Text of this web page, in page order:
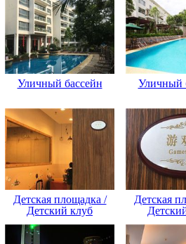
Уличный бассейн Уличный
Детская площадка /
Детский клуб
Детская